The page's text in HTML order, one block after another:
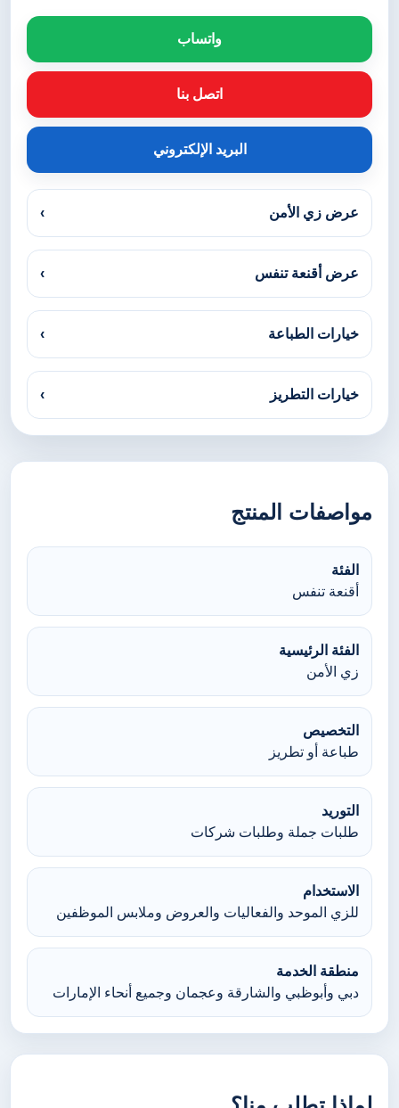
واتساب
اتصل بنا
البريد الإلكتروني
عرض زي الأمن ›
عرض أقنعة تنفس ›
خيارات الطباعة ›
خيارات التطريز ›
مواصفات المنتج
الفئة
أقنعة تنفس
الفئة الرئيسية
زي الأمن
التخصيص
طباعة أو تطريز
التوريد
طلبات جملة وطلبات شركات
الاستخدام
للزي الموحد والفعاليات والعروض وملابس الموظفين
منطقة الخدمة
دبي وأبوظبي والشارقة وعجمان وجميع أنحاء الإمارات